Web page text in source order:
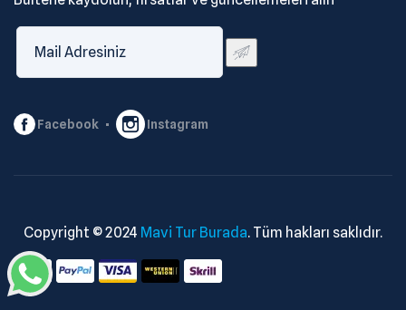
Facebook Instagram
Copyright © 2024 Mavi Tur Burada. Tüm hakları saklıdır.